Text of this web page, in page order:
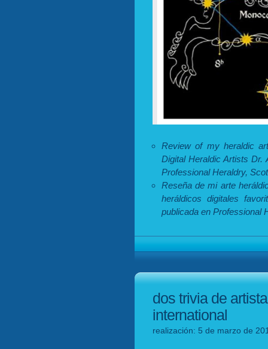
Review of my heraldic
Digital Heraldic Artists Dr.
Professional Heraldry,
Reseña de mi arte
heráldicos digitales
publicada en Professional
dos trivia de
international
realización: 5 de marzo de